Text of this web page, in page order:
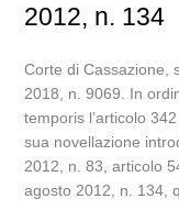
2012, n. 134
Corte di Cassazione,
2018, n. 9069. In
temporis l’articolo
sua novellazione
2012, n. 83, articolo
agosto 2012, n. 134,